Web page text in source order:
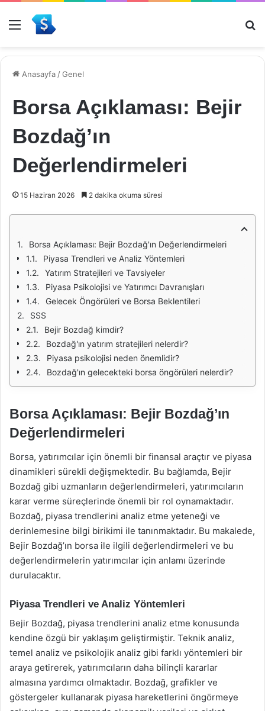
Menü
Anasayfa /Genel
Borsa Açıklaması: Bejir
Bozdağ’ın
Değerlendirmeleri
15 Haziran 2026 2 dakika okuma süresi
Borsa Açıklaması: Bejir Bozdağ'ın Değerlendirmeleri
Piyasa Trendleri ve Analiz Yöntemleri
Yatırım Stratejileri ve Tavsiyeler
Piyasa Psikolojisi ve Yatırımcı Davranışları
Gelecek Öngörüleri ve Borsa Beklentileri
SSS
Bejir Bozdağ kimdir?
Bozdağ'ın yatırım stratejileri nelerdir?
Piyasa psikolojisi neden önemlidir?
Bozdağ'ın gelecekteki borsa öngörüleri nelerdir?
Borsa Açıklaması: Bejir Bozdağ’ın
Değerlendirmeleri
Borsa, yatırımcılar için önemli bir finansal araçtır ve piyasa
dinamikleri sürekli değişmektedir. Bu bağlamda, Bejir
Bozdağ gibi uzmanların değerlendirmeleri, yatırımcıların
karar verme süreçlerinde önemli bir rol oynamaktadır.
Bozdağ, piyasa trendlerini analiz etme yeteneği ve
derinlemesine bilgi birikimi ile tanınmaktadır. Bu makalede,
Bejir Bozdağ’ın borsa ile ilgili değerlendirmeleri ve bu
değerlendirmelerin yatırımcılar için anlamı üzerinde
durulacaktır.
Piyasa Trendleri ve Analiz Yöntemleri
Bejir Bozdağ, piyasa trendlerini analiz etme konusunda
kendine özgü bir yaklaşım geliştirmiştir. Teknik analiz,
temel analiz ve psikolojik analiz gibi farklı yöntemleri bir
araya getirerek, yatırımcıların daha bilinçli kararlar
almasına yardımcı olmaktadır. Bozdağ, grafikler ve
göstergeler kullanarak piyasa hareketlerini öngörmeye